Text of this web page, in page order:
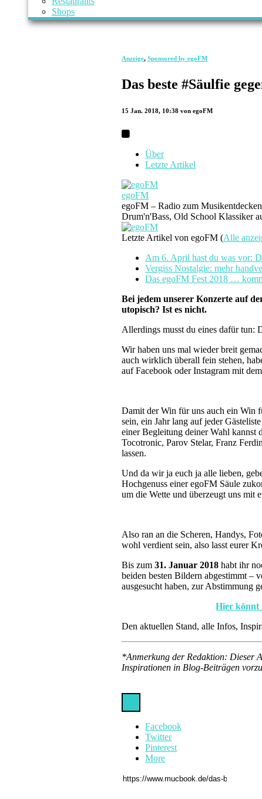
Shops
Anzeige,Sponsored by egoFM
Das beste #Säulfie
15 Jan. 2018, 10:38 von egoFM
Über
Letzte Artikel
egoFM
egoFM – Radio zum
Drum'n'Bass, Old School Klassiker
Letzte Artikel von egoFM(Alle
Am 6. April hast du was vor:
Vergiss Nostalgie: mehr
Das egoFM Fest 2018 …
Bei jedem unserer Konzerte auf
utopisch? Ist es nicht.
Allerdings musst du eines dafür tun:
Wir haben uns mal wieder breit
auch wirklich überall fein stehen,
auf Facebook oder Instagram mit
Damit der Win für uns auch ein Win
sein, ein Jahr lang auf jeder
einer Begleitung deiner Wahl kannst
Tocotronic, Parov Stelar, Franz
lassen.
Und da wir ja euch ja alle lieben,
Hochgenuss einer egoFM Säule
um die Wette und überzeugt uns mit
Also ran an die Scheren, Handys,
wohl verdient sein, also lasst eurer
Bis zum31. Januar 2018 habt ihr
beiden besten Bildern abgestimmt –
ausgesucht haben, zur Abstimmung
Hier könnt
Den aktuellen Stand, alle Infos,
*Anmerkung der Redaktion: Dieser
Inspirationen in Blog-Beiträgen
Facebook
Twitter
Pinterest
More